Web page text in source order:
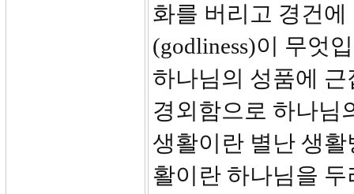
화를 버리고 경건
(godliness)이 무엇
하나님의 성품에
경외함으로 하나님
생활이란 별난 생
활이란 하나님을